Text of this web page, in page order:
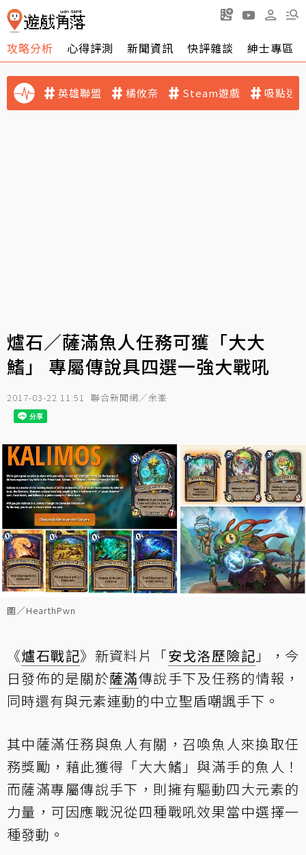
攻略分析 心得評測 新聞資訊 快評雜談 紳士專區
英雄聯盟 橘攸奈 Steam遊戲 吸點迷
爐石／薩滿魚人任務可獲「大大
鰭」 專屬傳說具四選一強大戰吼
2017-03-22 11:51 聯合新聞網／余峯
圖／HearthPwn
《爐石戰記》新資料片「安戈洛歷險記 」，今
日發佈的是關於薩滿傳說手下及任務的情報，
同時還有與元素連動的中立聖盾嘲諷手下。
其中薩滿任務與魚人有關，召喚魚人來換取任
務獎勵，藉此獲得「大大鰭」與滿手的魚人！
而薩滿專屬傳說手下，則擁有驅動四大元素的
力量，可因應戰況從四種戰吼效果當中選擇一
種發動。